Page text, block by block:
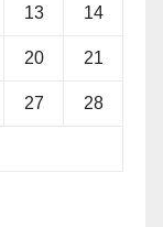
13 14
20 21
27 28